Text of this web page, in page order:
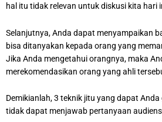
hal itu tidak relevan untuk diskusi kita hari
Selanjutnya, Anda dapat menyampaikan
bisa ditanyakan kepada orang yang
Jika Anda mengetahui orangnya, maka
merekomendasikan orang yang ahli
Demikianlah, 3 teknik jitu yang dapat
tidak dapat menjawab pertanyaan